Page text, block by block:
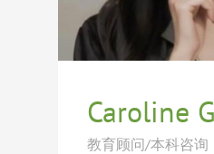
大学以及罗德岛设
大学录取。
Caroline
教育顾问/本科咨询